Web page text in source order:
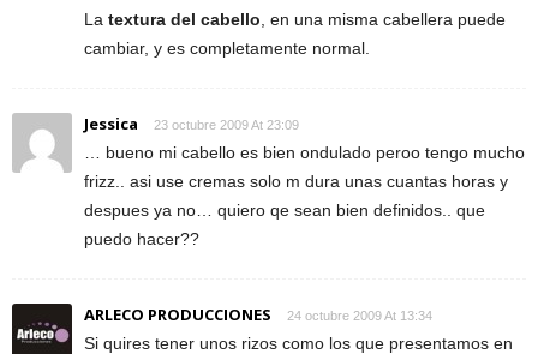
La textura del cabello , en una misma cabellera puede
cambiar, y es completamente normal.
Jessica 23 octubre 2009 At 23:09
… bueno mi cabello es bien ondulado peroo tengo mucho
frizz.. asi use cremas solo m dura unas cuantas horas y
despues ya no… quiero qe sean bien definidos.. que
puedo hacer??
ARLECO PRODUCCIONES 24 octubre 2009 At 13:34
Si quires tener unos rizos como los que presentamos en